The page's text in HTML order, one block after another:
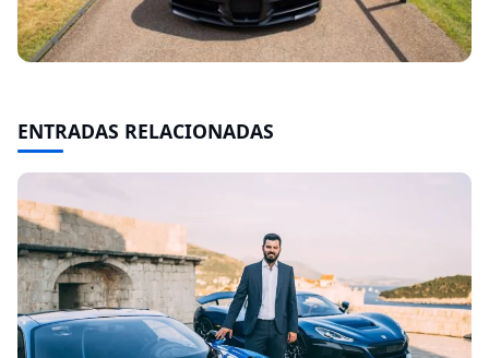
ENTRADAS RELACIONADAS